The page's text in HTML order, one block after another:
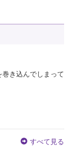
き込んでしまって
すべて見る